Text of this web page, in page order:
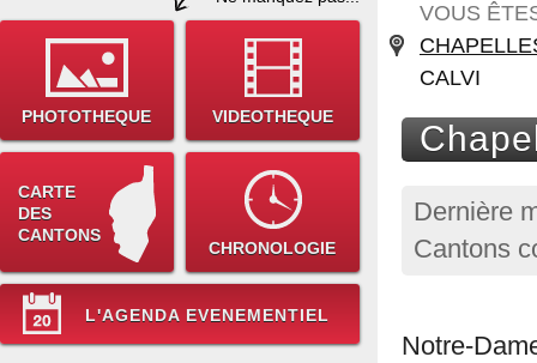
PHOTOTHEQUE VIDEOTHEQUE
CARTE
DES
CANTONS
CHRONOLOGIE
L'AGENDA EVENEMENTIEL
VOUS
CALVI
Dernière
Cantons
Notre-